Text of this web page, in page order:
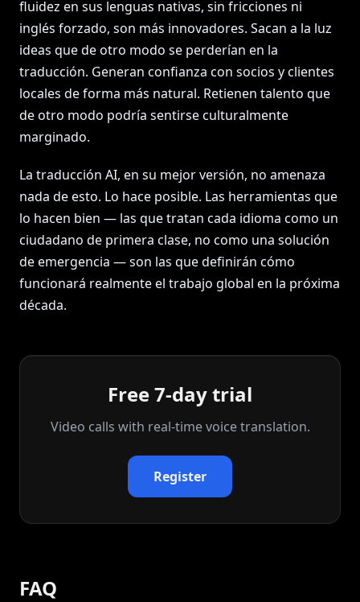
fluidez en sus lenguas nativas, sin fricciones ni
inglés forzado, son más innovadores. Sacan a la luz
ideas que de otro modo se perderían en la
traducción. Generan confianza con socios y clientes
locales de forma más natural. Retienen talento que
de otro modo podría sentirse culturalmente
marginado.
La traducción AI, en su mejor versión, no amenaza
nada de esto. Lo hace posible. Las herramientas que
lo hacen bien — las que tratan cada idioma como un
ciudadano de primera clase, no como una solución
de emergencia — son las que definirán cómo
funcionará realmente el trabajo global en la próxima
década.
Free 7-day trial
Video calls with real‑time voice translation.
Register
FAQ